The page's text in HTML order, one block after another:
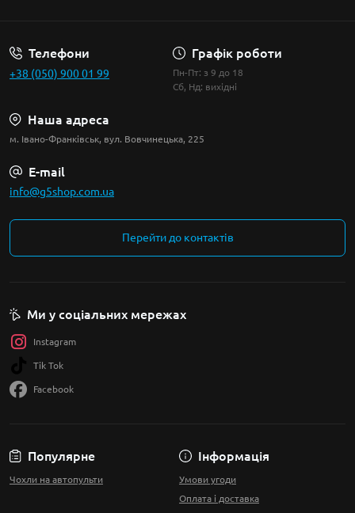
Телефони
+38 (050) 900 01 99
Графік роботи
Пн-Пт: з 9 до 18
Сб, Нд: вихідні
Наша адреса
м. Івано-Франківськ, вул. Вовчинецька, 225
E-mail
info@g5shop.com.ua
Перейти до контактів
Популярне
Чохли на автопульти
Інформація
Умови угоди
Оплата і доставка
Ми у соціальних мережах
Instagram
Tik Tok
Facebook